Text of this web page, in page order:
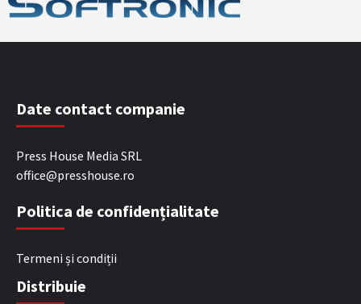
Date contact companie
Press House Media SRL
office@presshouse.ro
Politica de confidențialitate
Termeni și condiții
Distribuie